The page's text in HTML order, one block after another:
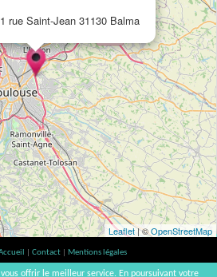
rue Saint-Jean 31130 Balma
Leaflet| ©OpenStreetMap
Contact
Mentions légales
pour la santé, à consommer avec modération. |
offrir le meilleur service. En poursuivant votre